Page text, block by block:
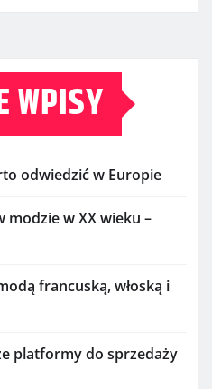
WPISY
odwiedzić w Europie
modzie w XX wieku –
francuską, włoską i
platformy do sprzedaży